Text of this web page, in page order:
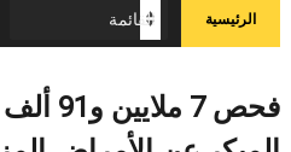
الرئيسية
فحص 7